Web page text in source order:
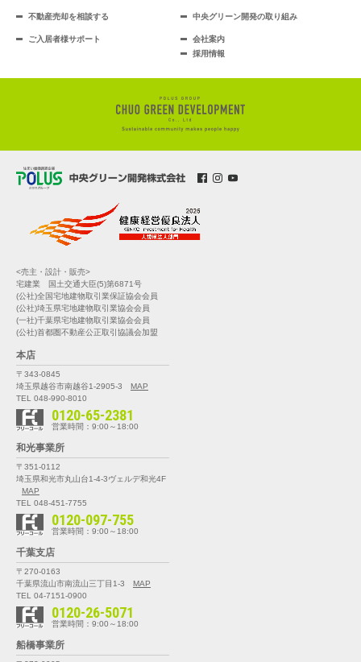
不動産売却を相談する 中央グリーン開発の取り組み
ご入居者様サポート
会社案内
採用情報
<売主・設計・販売>
宅建業 国土交通大臣(5)第6871号
(公社)全国宅地建物取引業保証協会会員
(公社)埼玉県宅地建物取引業協会会員
(一社)千葉県宅地建物取引業協会会員
(公社)首都圏不動産公正取引協議会加盟
本店
〒343-0845
埼玉県越谷市南越谷1-2905-3
MAP
TEL 048-990-8010
0120-65-2381
営業時間：9:00～18:00
和光事業所
〒351-0112
埼玉県和光市丸山台1-4-3ヴェルデ和光4F
MAP
TEL 048-451-7755
0120-097-755
営業時間：9:00～18:00
千葉支店
〒270-0163
千葉県流山市南流山三丁目1-3
MAP
TEL 04-7151-0900
0120-26-5071
営業時間：9:00～18:00
船橋事業所